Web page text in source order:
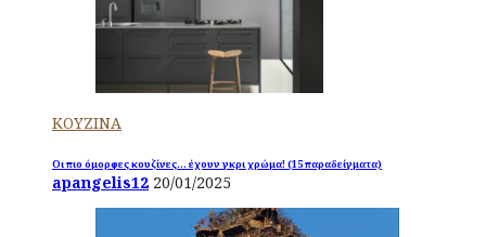
ΚΟΥΖΙΝΑ
Οι πιο όμορφες κουζίνες… έχουν γκρι χρώμα! (15 παραδείγματα)
apangelis12 20/01/2025